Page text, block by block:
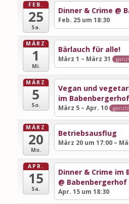
FEB.
25
Sa.
Dinner & Crime @
Feb. 25 um 18:30
MÄRZ
1
Mi.
Bärlauch für alle!
März 1 – März 31
MÄRZ
5
So.
Vegan und
im
März 5 – Apr. 10
MÄRZ
20
Mo.
Betriebsausflug
März 20 um 17:00 –
APR.
15
Sa.
Dinner & Crime im
@ Babenbergerhof
Apr. 15 um 18:30